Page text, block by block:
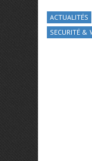
ACTUALITÉS
SECURITÉ &